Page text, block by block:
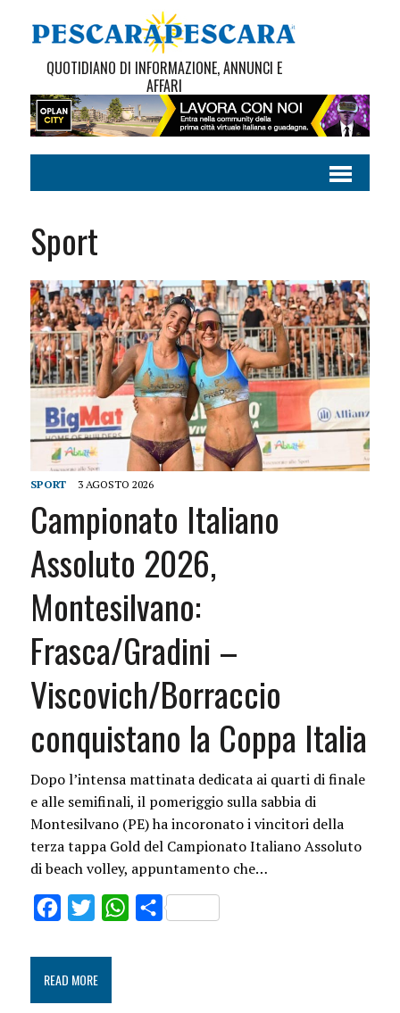
QUOTIDIANO DI INFORMAZIONE, ANNUNCI E
AFFARI
Sport
SPORT 3 AGOSTO 2026
Campionato Italiano
Assoluto 2026,
Montesilvano:
Frasca/Gradini –
Viscovich/Borraccio
conquistano la Coppa Italia
Dopo l’intensa mattinata dedicata ai quarti di finale
e alle semifinali, il pomeriggio sulla sabbia di
Montesilvano (PE) ha incoronato i vincitori della
terza tappa Gold del Campionato Italiano Assoluto
di beach volley, appuntamento che…
FacebookTwitterWhatsApp
Share
READ MORE